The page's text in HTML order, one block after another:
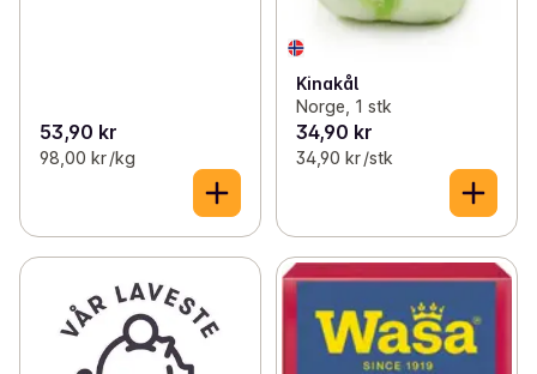
53,90 kr
98,00 kr /kg
Kinakål
Norge, 1 stk
34,90 kr
34,90 kr /stk